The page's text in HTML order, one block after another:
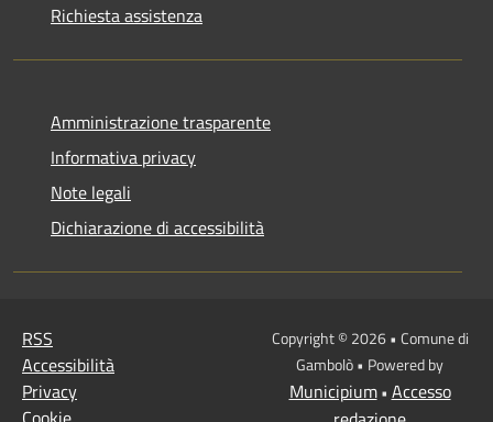
Richiesta assistenza
Amministrazione trasparente
Informativa privacy
Note legali
Dichiarazione di accessibilità
RSS
Accessibilità
Privacy
Copyright © 2026 • Comune di
Gambolò • Powered by
Municipium• Accesso